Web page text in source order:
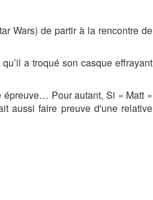
Wars) de partir à la rencontre de
a troqué son casque effrayant
épreuve… Pour autant, Si « Matt »
aussi faire preuve d'une relative